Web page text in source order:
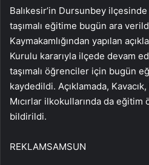
Balıkesir’in Dursunbey
taşımalı eğitime bugün ara
Kaymakamlığından yapılan
Kurulu kararıyla ilçede devam
taşımalı öğrenciler için bugün
kaydedildi. Açıklamada,
Mıcırlar ilkokullarında da
bildirildi.
REKLAMSAMSUN